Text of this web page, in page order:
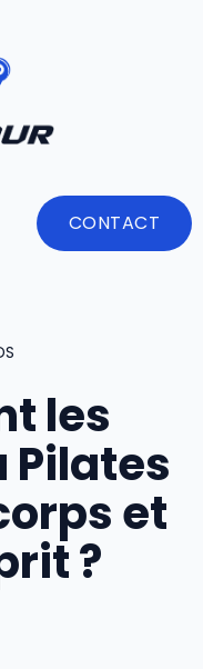
CONTACT
les
Pilates
et
?